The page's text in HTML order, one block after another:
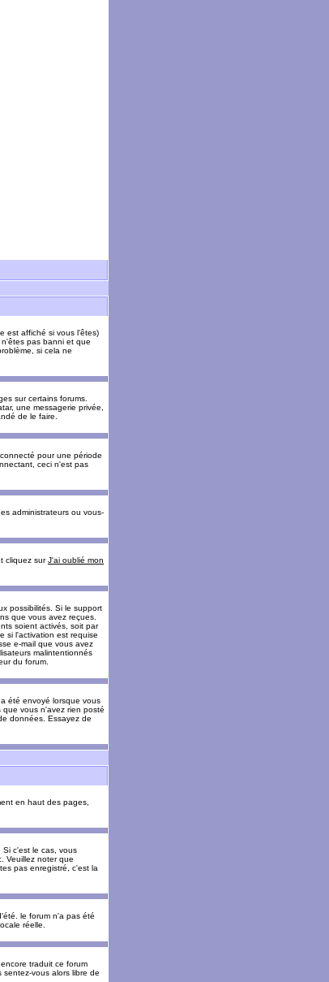
est affiché si vous l'êtes)
pas banni et que
si cela ne
sur certains forums.
une messagerie privée,
de le faire.
pour une période
ceci n'est pas
administrateurs ou vous-
cliquez surJ'ai oublié mon
possibilités. Si le support
que vous avez reçues.
soient activés, soit par
si l'activation est requise
e-mail que vous avez
malintentionnés
du forum.
été envoyé lorsque vous
que vous n'avez rien posté
données. Essayez de
en haut des pages,
c'est le cas, vous
Veuillez noter que
pas enregistré, c'est la
le forum n'a pas été
réelle.
traduit ce forum
vous alors libre de